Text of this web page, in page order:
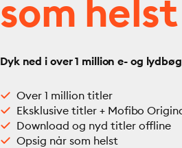
som helst
Dyk ned i over 1 million e- og
Over 1 million titler
Eksklusive titler + Mofibo
Download og nyd titler offline
Opsig når som helst